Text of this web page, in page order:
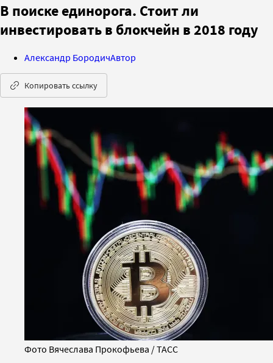
В поиске единорога. Стоит ли
инвестировать в блокчейн в 2018 году
Александр БородичАвтор
Копировать ссылку
Фото Вячеслава Прокофьева / ТАСС